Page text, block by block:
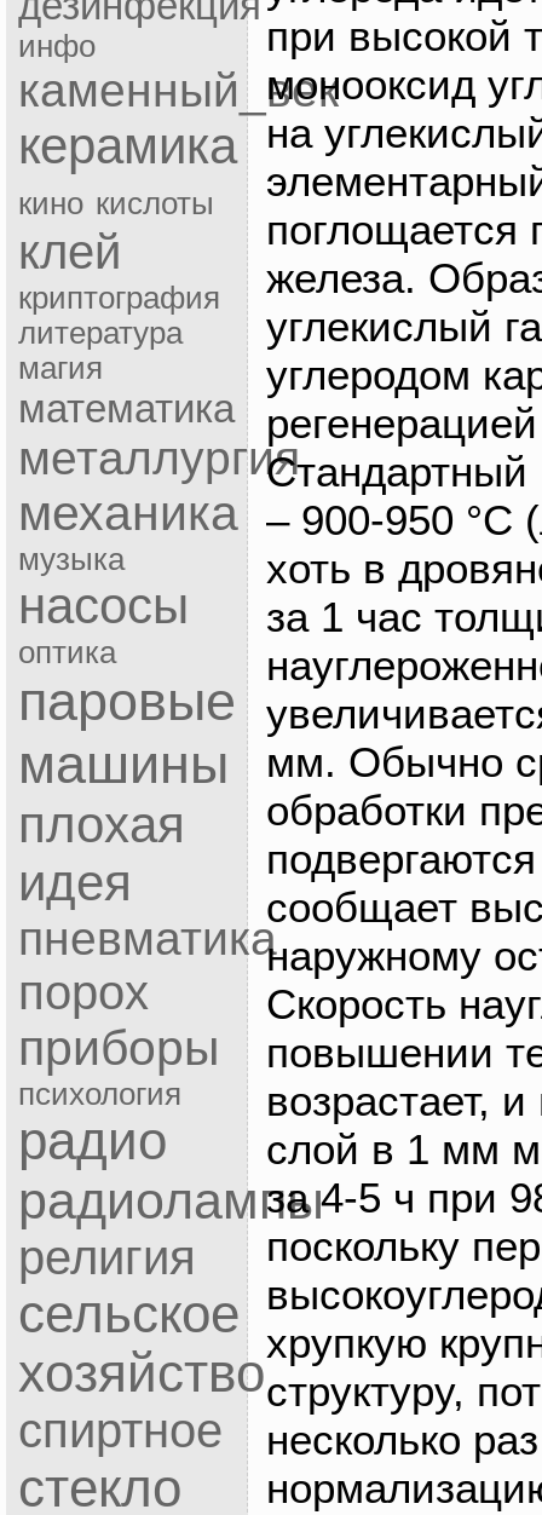
инфо
каменный_век
керамика
кино кислоты
клей
криптография
литература
магия
математика
металлургия
механика
музыка
насосы
оптика
паровые
машины
плохая
идея
пневматика
порох
приборы
психология
радио
радиолампы
религия
сельское
хозяйство
спиртное
стекло
при высокой
монооксид
на
поглощается
железа.
углекислый
углеродом
– 900-950 °С
хоть в
за 1 час
мм. Обычно
обработки
сообщает
наружному
Скорость
повышении
возрастает,
слой в 1 мм
за 4-5 ч при
поскольку
хрупкую
структуру,
несколько